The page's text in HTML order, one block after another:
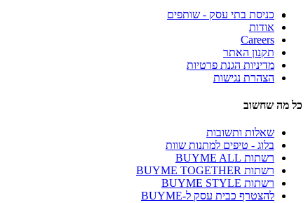
כניסת בתי עסק - שותפים
אודות
Careers
תקנון האתר
מדיניות הגנת פרטיות
הצהרת נגישות
כל מה שחשוב
שאלות ותשובות
בלוג - טיפים למתנות שוות
רשתות BUYME ALL
רשתות BUYME TOGETHER
רשתות BUYME STYLE
להצטרף כבית עסק ל-BUYME